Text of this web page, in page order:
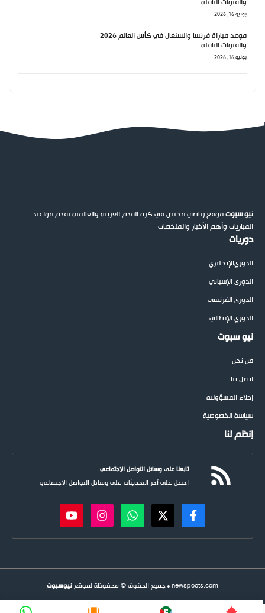
يونيو 16, 2026
موعد مباراة فرنسا والسنغال في كأس العالم 2026
والقنوات الناقلة
يونيو 16, 2026
نيو سبوتموقع رياضي مختص في كرة القدم العربية والعالمية يقدم مواعيد
المباريات وأهم الأخبار والملخصات
دوريات
الدوريالإنجليزي
الدوري الإسباني
الدوري الفرنسي
الدوري الإيطالي
نيو سبوت
من نحن
اتصل بنا
إخلاء المسؤولية
سياسة الخصوصية
إنظم لنا
تابعنا على وسائل التواصل الاجتماعي
احصل على آخر التحديثات على وسائل التواصل الاجتماعي
newspoots.com • جميع الحقوق © محفوظة لموقع نيوسبوت